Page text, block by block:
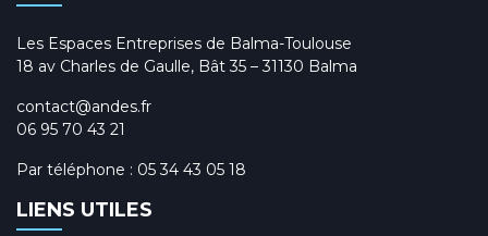
Les Espaces Entreprises de Balma-Toulouse
18 av Charles de Gaulle, Bât 35 – 31130 Balma
contact@andes.fr
06 95 70 43 21
Par téléphone : 05 34 43 05 18
LIENS UTILES